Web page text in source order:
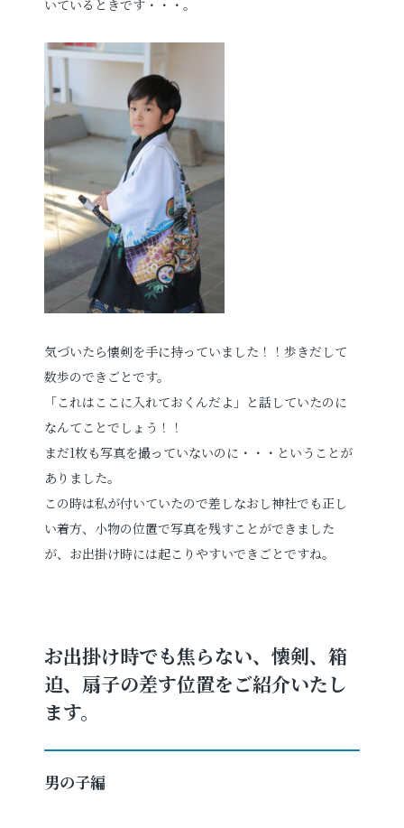
TEL0285-20-5870
いているときです・・・。
気づいたら懐剣を手に持っていました！！歩きだして
数歩のできごとです。
「これはここに入れておくんだよ」と話していたのに
なんてことでしょう！！
まだ1枚も写真を撮っていないのに・・・ということが
ありました。
この時は私が付いていたので差しなおし神社でも正し
い着方、小物の位置で写真を残すことができました
が、お出掛け時には起こりやすいできごとですね。
お出掛け時でも焦らない、懐剣、箱
迫、扇子の差す位置をご紹介いたし
ます。
男の子編